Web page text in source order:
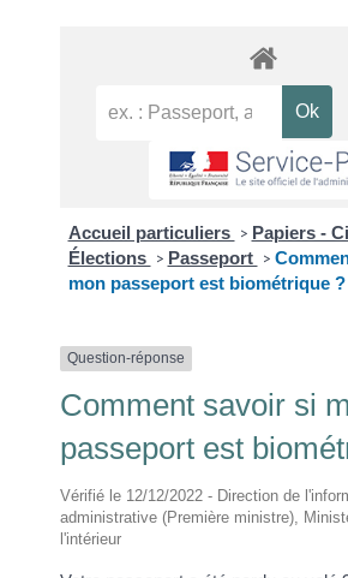
Accueil particuliers > Papiers -
Élections > Passeport >
mon passeport est biométrique ?
Question-réponse
Comment savoir si
passeport est
Vérifié le 12/12/2022 - Direction de
administrative (Première ministre),
l'intérieur